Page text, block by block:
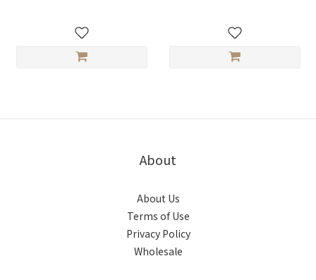
About
About Us
Terms of Use
Privacy Policy
Wholesale